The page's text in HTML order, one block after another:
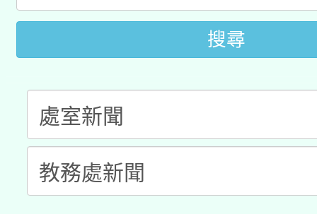
接種對象擴大為「滿6
接種之民眾」措施，延
月28日止
搜尋